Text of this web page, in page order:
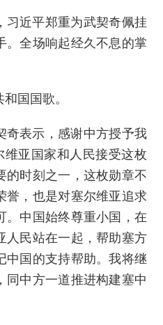
习近平郑重为武契奇佩挂
。全场响起经久不息的掌
国国歌。
奇表示，感谢中方授予我
维亚国家和人民接受这枚
的时刻之一，这枚勋章不
誉，也是对塞尔维亚追求
。中国始终尊重小国，在
人民站在一起，帮助塞方
中国的支持帮助。我将继
同中方一道推进构建塞中